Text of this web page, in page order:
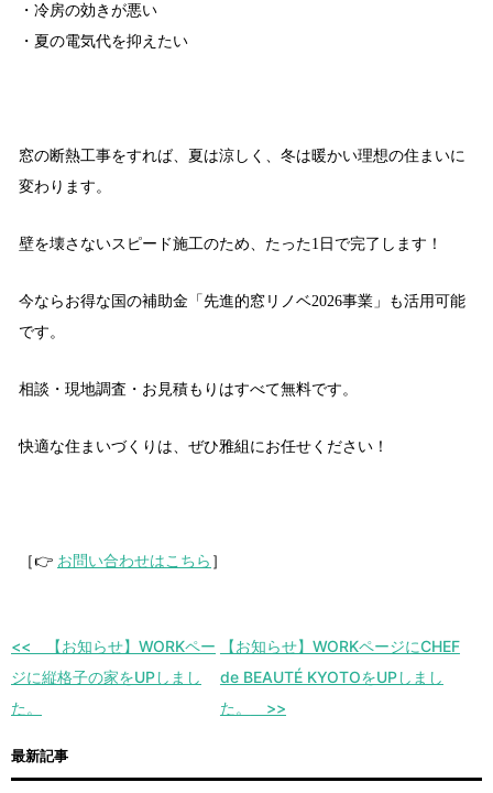
・冷房の効きが悪い
・夏の電気代を抑えたい
窓の断熱工事をすれば、夏は涼しく、冬は暖かい理想の住まいに
変わります。
壁を壊さないスピード施工のため、たった1日で完了します！
今ならお得な国の補助金「先進的窓リノベ2026事業」も活用可能
です。
相談・現地調査・お見積もりはすべて無料です。
快適な住まいづくりは、ぜひ雅組にお任せください！
［👉 お問い合わせはこちら ］
【お知らせ】WORKペー
ジに縦格子の家をUPしまし
た。
【お知らせ】WORKページにCHEF
de BEAUTÉ KYOTOをUPしまし
た。
最新記事